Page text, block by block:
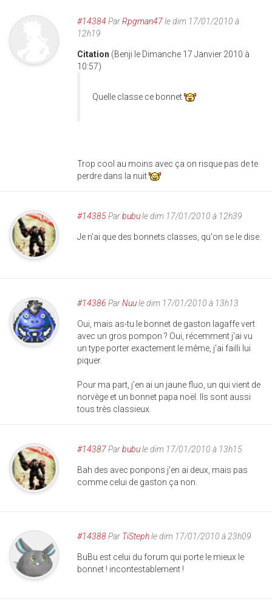
#14384 ParRpgman47le dim 17/01/2010 à
12h19
Citation (Benji le Dimanche 17 Janvier 2010 à
10:57)
Quelle classe ce bonnet
Trop cool au moins avec ça on risque pas de te
perdre dans la nuit
#14385Parbubule dim 17/01/2010 à 12h39
Je n'ai que des bonnets classes, qu'on se le dise.
#14386 ParNuule dim 17/01/2010 à 13h13
Oui, mais as-tu le bonnet de gaston lagaffe vert
avec un gros pompon ? Oui, récemment j'ai vu
un type porter exactement le même, j'ai failli lui
piquer.
Pour ma part, j'en ai un jaune fluo, un qui vient de
norvège et un bonnet papa noël. Ils sont aussi
tous très classieux.
#14387Parbubule dim 17/01/2010 à 13h15
Bah des avec ponpons j'en ai deux, mais pas
comme celui de gaston ça non.
#14388Par TiStephle dim 17/01/2010 à 23h09
BuBu est celui du forum qui porte le mieux le
bonnet ! incontestablement !